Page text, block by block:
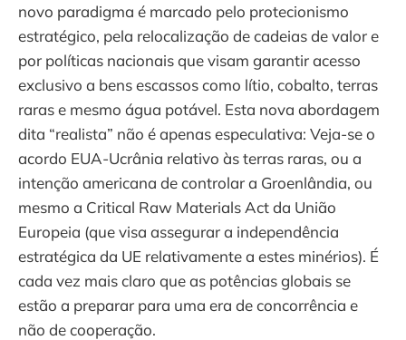
novo paradigma é marcado pelo protecionismo
estratégico, pela relocalização de cadeias de valor e
por políticas nacionais que visam garantir acesso
exclusivo a bens escassos como lítio, cobalto, terras
raras e mesmo água potável. Esta nova abordagem
dita “realista” não é apenas especulativa: Veja-se o
acordo EUA-Ucrânia relativo às terras raras, ou a
intenção americana de controlar a Groenlândia, ou
mesmo a Critical Raw Materials Act da União
Europeia (que visa assegurar a independência
estratégica da UE relativamente a estes minérios). É
cada vez mais claro que as potências globais se
estão a preparar para uma era de concorrência e
não de cooperação.